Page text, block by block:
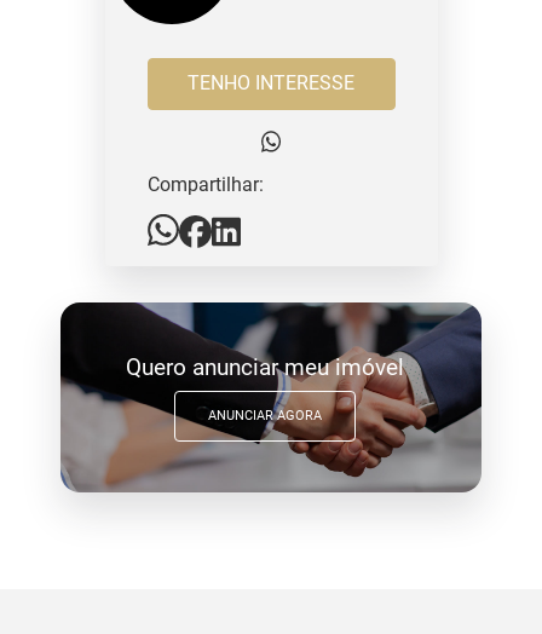
TENHO INTERESSE
Compartilhar:
Quero anunciar meu imóvel
ANUNCIAR AGORA